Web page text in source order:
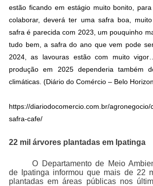
estão ficando em estágio muito bonito,
colaborar, deverá ter uma safra boa,
safra é parecida com 2023, um pouquinho
tudo bem, a safra do ano que vem pode
2024, as lavouras estão com muito
produção em 2025 dependeria também
climáticas. (Diário do Comércio – Belo
https://diariodocomercio.com.br/
safra-cafe/
22 mil árvores plantadas em Ipatinga
O Departamento de Meio
de Ipatinga informou que mais de 22
plantadas em áreas públicas nos